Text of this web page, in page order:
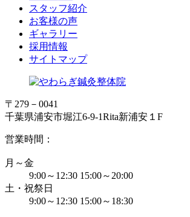
スタッフ紹介
お客様の声
ギャラリー
採用情報
サイトマップ
〒279－0041
千葉県浦安市堀江6-9-1Rita新浦安１F
営業時間：
月～金
9:00～12:30 15:00～20:00
土・祝祭日
9:00～12:30 15:00～18:30